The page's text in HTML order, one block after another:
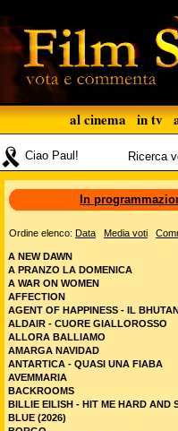
al cinema in tv
Ciao Paul! Ricerca
In
Ordine elenco: Data Media voti
A NEW DAWN
A PRANZO LA DOMENICA
A WAR ON WOMEN
AFFECTION
AGENT OF HAPPINESS - IL
ALDAIR - CUORE GIALLOROSSO
ALLORA BALLIAMO
AMARGA NAVIDAD
ANTARTICA - QUASI UNA FIABA
AVEMMARIA
BACKROOMS
BILLIE EILISH - HIT ME HARD AND
BLUE (2026)